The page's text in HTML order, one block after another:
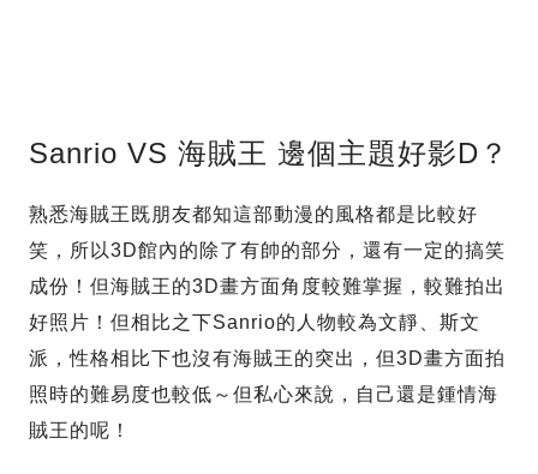
Sanrio VS 海賊王 邊個主題好影D？
熟悉海賊王既朋友都知這部動漫的風格都是比較好
笑，所以3D館內的除了有帥的部分，還有一定的搞笑
成份！但海賊王的3D畫方面角度較難掌握，較難拍出
好照片！但相比之下Sanrio的人物較為文靜、斯文
派，性格相比下也沒有海賊王的突出，但3D畫方面拍
照時的難易度也較低～但私心來說，自己還是鍾情海
賊王的呢！